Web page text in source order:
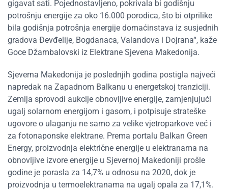
gigavat sati. Pojednostavljeno, pokrivala bi godišnju
potrošnju energije za oko 16.000 porodica, što bi otprilike
bila godišnja potrošnja energije domaćinstava iz susjednih
gradova Đevđelije, Bogdanaca, Valandova i Dojrana“, kaže
Goce Džambalovski iz Elektrane Sjevena Makedonija.
Sjeverna Makedonija je poslednjih godina postigla najveći
napredak na Zapadnom Balkanu u energetskoj tranziciji.
Zemlja sprovodi aukcije obnovljive energije, zamjenjujući
ugalj solarnom energijom i gasom, i potpisuje strateške
ugovore o ulaganju ne samo za velike vjetroparkove već i
za fotonaponske elektrane. Prema portalu Balkan Green
Energy, proizvodnja električne energije u elektranama na
obnovljive izvore energije u Sjevernoj Makedoniji prošle
godine je porasla za 14,7% u odnosu na 2020, dok je
proizvodnja u termoelektranama na ugalj opala za 17,1%.